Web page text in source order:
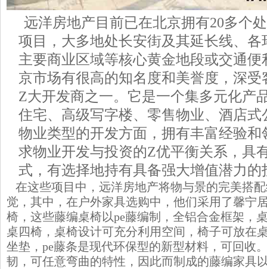
远洋房地产目前已在北京拥有20多个
项目，大多地处长安街及其延长线、各
主要商业区域等核心黄金地段或交通
京市场有很高的知名度和美誉度，深
Z大开发商之一。它是一个集多元化产
住宅、高级写字楼、零售物业、酒店式
物业类型的开发方面，拥有丰富经验和
求物业开发与投资的Z优平衡关系，具
式，有选择地持有具备强大增值潜力的
在这些项目中，远洋房地产将物与景的完美搭
觉，其中，在户外家具选购中，他们采用了馨宁
椅，这些藤编桌椅以pe藤编制，全铝合金框架，
桌四椅，桌椅设计可充分利用空间，椅子可放在
坐垫，pe藤条是现代环保型的新型材料，可回收
韧，可任意弯曲的特性，因此而制成的藤编家具